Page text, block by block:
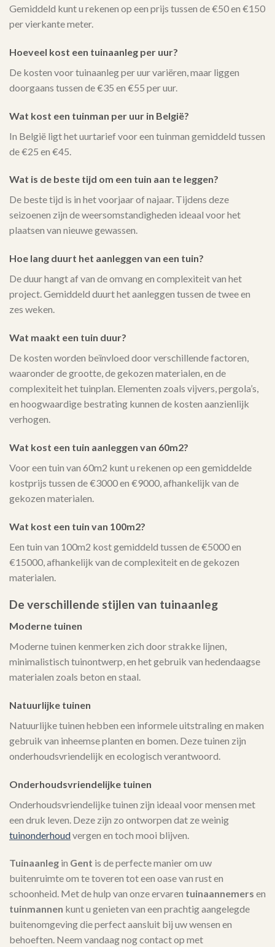
Gemiddeld kunt u rekenen op een prijs tussen de €50 en €150
per vierkante meter.
Hoeveel kost een tuinaanleg per uur?
De kosten voor tuinaanleg per uur variëren, maar liggen
doorgaans tussen de €35 en €55 per uur.
Wat kost een tuinman per uur in België?
In België ligt het uurtarief voor een tuinman gemiddeld tussen
de €25 en €45.
Wat is de beste tijd om een tuin aan te leggen?
De beste tijd is in het voorjaar of najaar. Tijdens deze
seizoenen zijn de weersomstandigheden ideaal voor het
plaatsen van nieuwe gewassen.
Hoe lang duurt het aanleggen van een tuin?
De duur hangt af van de omvang en complexiteit van het
project. Gemiddeld duurt het aanleggen tussen de twee en
zes weken.
Wat maakt een tuin duur?
De kosten worden beïnvloed door verschillende factoren,
waaronder de grootte, de gekozen materialen, en de
complexiteit het tuinplan. Elementen zoals vijvers, pergola’s,
en hoogwaardige bestrating kunnen de kosten aanzienlijk
verhogen.
Wat kost een tuin aanleggen van 60m2?
Voor een tuin van 60m2 kunt u rekenen op een gemiddelde
kostprijs tussen de €3000 en €9000, afhankelijk van de
gekozen materialen.
Wat kost een tuin van 100m2?
Een tuin van 100m2 kost gemiddeld tussen de €5000 en
€15000, afhankelijk van de complexiteit en de gekozen
materialen.
De verschillende stijlen van tuinaanleg
Moderne tuinen
Moderne tuinen kenmerken zich door strakke lijnen,
minimalistisch tuinontwerp, en het gebruik van hedendaagse
materialen zoals beton en staal.
Natuurlijke tuinen
Natuurlijke tuinen hebben een informele uitstraling en maken
gebruik van inheemse planten en bomen. Deze tuinen zijn
onderhoudsvriendelijk en ecologisch verantwoord.
Onderhoudsvriendelijke tuinen
Onderhoudsvriendelijke tuinen zijn ideaal voor mensen met
een druk leven. Deze zijn zo ontworpen dat ze weinig
tuinonderhoudvergen en toch mooi blijven.
Tuinaanleg in Gent is de perfecte manier om uw
buitenruimte om te toveren tot een oase van rust en
schoonheid. Met de hulp van onze ervaren tuinaannemers en
tuinmannen kunt u genieten van een prachtig aangelegde
buitenomgeving die perfect aansluit bij uw wensen en
behoeften. Neem vandaag nog contact op met